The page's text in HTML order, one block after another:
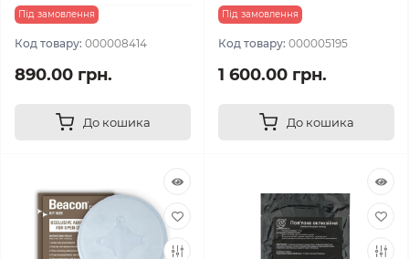
Під замовлення
Код товару: 000008414
890.00 грн.
До кошика
Під замовлення
Код товару: 000005195
1 600.00 грн.
До кошика